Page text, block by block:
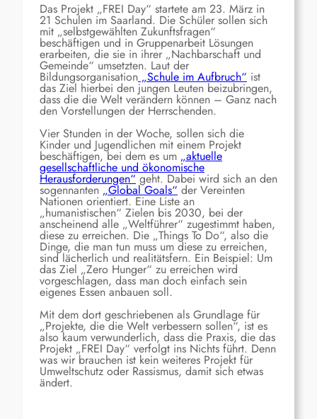
Das Projekt „FREI Day“ startete am 23. März in
21 Schulen im Saarland. Die Schüler sollen sich
mit „selbstgewählten Zukunftsfragen“
beschäftigen und in Gruppenarbeit Lösungen
erarbeiten, die sie in ihrer „Nachbarschaft und
Gemeinde“ umsetzten. Laut der
Bildungsorganisation „Schule im Aufbruch“ ist
das Ziel hierbei den jungen Leuten beizubringen,
dass die die Welt verändern können – Ganz nach
den Vorstellungen der Herrschenden.
Vier Stunden in der Woche, sollen sich die
Kinder und Jugendlichen mit einem Projekt
beschäftigen, bei dem es um „aktuelle
gesellschaftliche und ökonomische
Herausforderungen“ geht. Dabei wird sich an den
sogennanten „Global Goals“ der Vereinten
Nationen orientiert. Eine Liste an
„humanistischen“ Zielen bis 2030, bei der
anscheinend alle „Weltführer“ zugestimmt haben,
diese zu erreichen. Die „Things To Do“, also die
Dinge, die man tun muss um diese zu erreichen,
sind lächerlich und realitätsfern. Ein Beispiel: Um
das Ziel „Zero Hunger“ zu erreichen wird
vorgeschlagen, dass man doch einfach sein
eigenes Essen anbauen soll.
Mit dem dort geschriebenen als Grundlage für
„Projekte, die die Welt verbessern sollen“, ist es
also kaum verwunderlich, dass die Praxis, die das
Projekt „FREI Day“ verfolgt ins Nichts führt. Denn
was wir brauchen ist kein weiteres Projekt für
Umweltschutz oder Rassismus, damit sich etwas
ändert.